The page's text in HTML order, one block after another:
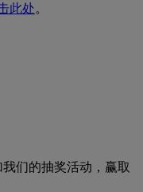
此处 。
们的抽奖活动，赢取